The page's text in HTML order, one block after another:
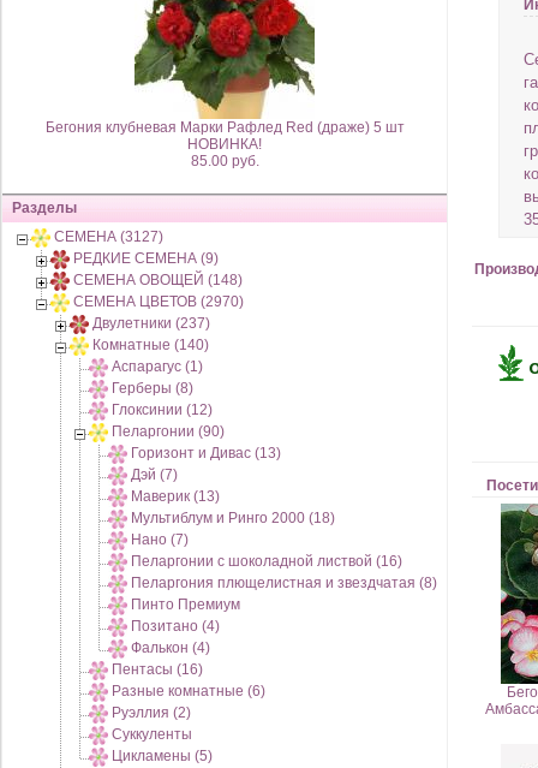
Бегония клубневая Марки Рафлед Red (драже) 5 шт
НОВИНКА!
85.00 руб.
Разделы
СЕМЕНА (3127)
РЕДКИЕ СЕМЕНА (9)
СЕМЕНА ОВОЩЕЙ (148)
СЕМЕНА ЦВЕТОВ (2970)
Двулетники (237)
Комнатные (140)
Аспарагус (1)
Герберы (8)
Глоксинии (12)
Пеларгонии (90)
Горизонт и Дивас (13)
Дэй (7)
Маверик (13)
Мультиблум и Ринго 2000 (18)
Нано (7)
Пеларгонии с шоколадной листвой (16)
Пеларгония плющелистная и звездчатая (8)
Пинто Премиум
Позитано (4)
Фалькон (4)
Пентасы (16)
Разные комнатные (6)
Руэллия (2)
Суккуленты
Цикламены (5)